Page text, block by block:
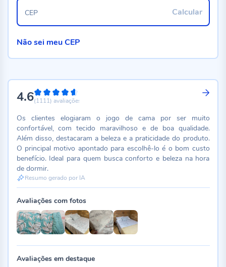
4.692%
(1111) avaliações
Os clientes elogiaram o jogo de cama por ser muito
confortável, com tecido maravilhoso e de boa qualidade.
Além disso, destacaram a beleza e a praticidade do produto.
O principal motivo apontado para escolhê-lo é o bom custo
benefício. Ideal para quem busca conforto e beleza na hora
de dormir.
Resumo gerado por IA
Avaliações com fotos
Avaliações em destaque
Calcular
CEP
Não sei meu CEP